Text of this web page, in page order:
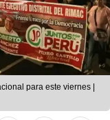
para este viernes |